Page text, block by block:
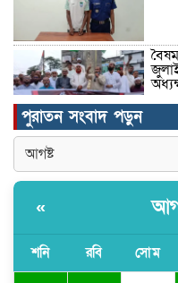
পুরাতন সংবাদ পড়ুন
«
শনি রবি সোম